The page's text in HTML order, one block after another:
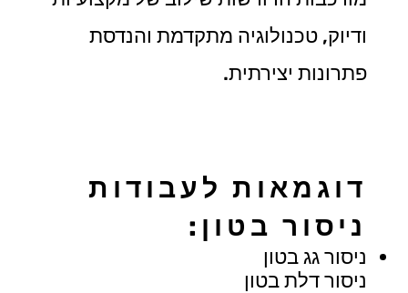
ודיוק, טכנולוגיה מתקדמת והנדסת
פתרונות יצירתית.
דוגמאות לעבודות
ניסור בטון:
ניסור גג בטון
ניסור דלת בטון